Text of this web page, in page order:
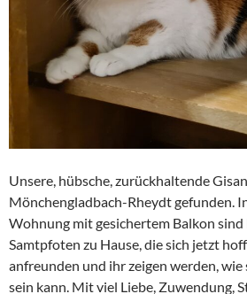
Unsere, hübsche, zurückhaltende
Mönchengladbach-Rheydt gefunden.
Wohnung mit gesichertem Balkon
Samtpfoten zu Hause, die sich jetzt
anfreunden und ihr zeigen werden,
sein kann. Mit viel Liebe, Zuwendung,